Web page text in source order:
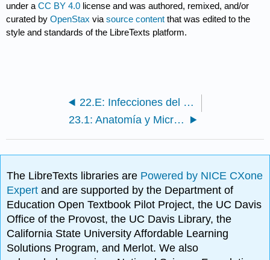
under aCC BY 4.0 license and was authored, remixed, and/or
curated byOpenStax viasource content that was edited to the
style and standards of the LibreTexts platform.
22.E: Infecciones del Sistema Respiratorio (Ejercicios)
23.1: Anatomía y Microbiota Normal del Tracto Urogenital
The LibreTexts libraries are Powered by NICE CXone
Expertand are supported by the Department of
Education Open Textbook Pilot Project, the UC Davis
Office of the Provost, the UC Davis Library, the
California State University Affordable Learning
Solutions Program, and Merlot. We also